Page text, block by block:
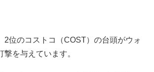
2位のコストコ（COST）の台頭がウォ
撃を与えています。